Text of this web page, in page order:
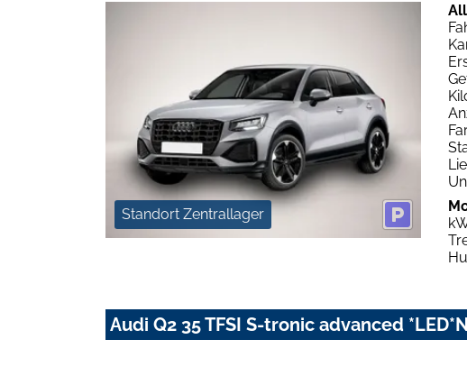
Standort Zentrallager
Audi Q2 35 TFSI S-tronic advanced